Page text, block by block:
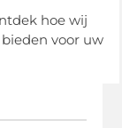
hoe wij
voor uw